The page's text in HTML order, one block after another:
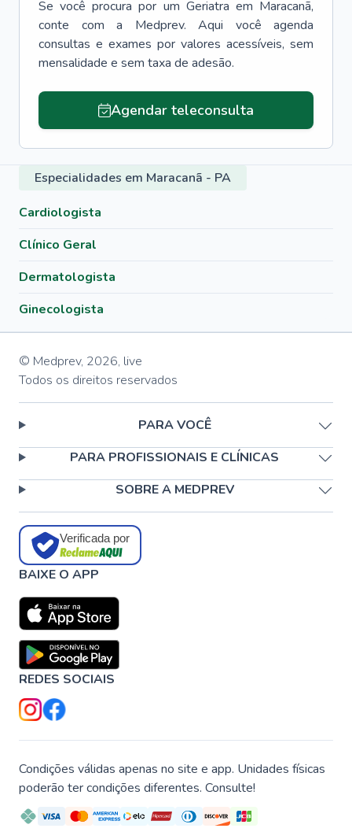
Se você procura por um Geriatra em Maracanã,
conte com a Medprev. Aqui você agenda
consultas e exames por valores acessíveis, sem
mensalidade e sem taxa de adesão.
Agendar teleconsulta
Especialidades em Maracanã - PA
Cardiologista
Clínico Geral
Dermatologista
Ginecologista
© Medprev, 2026, live
Todos os direitos reservados
PARA VOCÊ
PARA PROFISSIONAIS E CLÍNICAS
SOBRE A MEDPREV
Verificada por
BAIXE O APP
REDES SOCIAIS
Condições válidas apenas no site e app. Unidades físicas
poderão ter condições diferentes. Consulte!